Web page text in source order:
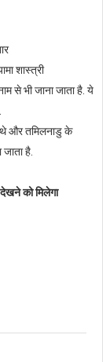
शास्त्री
से भी जाना जाता है. ये
थे और तमिलनाडु के
है.
को मिलेगा